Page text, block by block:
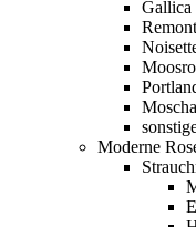
Gallica
Moderne